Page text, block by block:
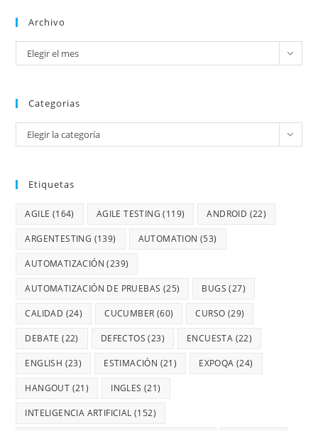
Archivo
Elegir el mes
Categorias
Elegir la categoría
Etiquetas
AGILE (164) AGILE TESTING (119) ANDROID (22)
ARGENTESTING (139) AUTOMATION (53)
AUTOMATIZACIÓN (239)
AUTOMATIZACIÓN DE PRUEBAS (25) BUGS (27)
CALIDAD (24) CUCUMBER (60) CURSO (29)
DEBATE (22) DEFECTOS (23) ENCUESTA (22)
ENGLISH (23) ESTIMACIÓN (21) EXPOQA (24)
HANGOUT (21) INGLES (21)
INTELIGENCIA ARTIFICIAL (152)